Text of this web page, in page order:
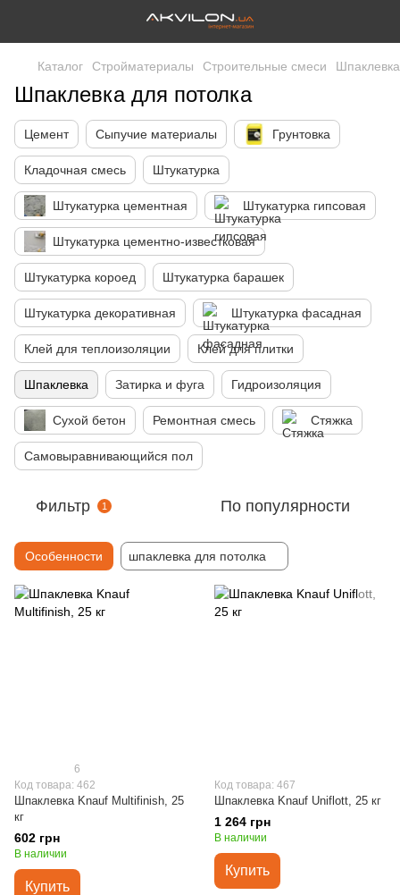
Каталог Стройматериалы Строительные смеси Шпаклевка
Шпаклевка для потолка
Цемент Сыпучие материалы Грунтовка
Кладочная смесь Штукатурка
Штукатурка цементная Штукатурка гипсовая
Штукатурка цементно-известковая
Штукатурка короед Штукатурка барашек
Штукатурка декоративная Штукатурка фасадная
Клей для теплоизоляции Клей для плитки
Шпаклевка Затирка и фуга Гидроизоляция
Сухой бетон Ремонтная смесь Стяжка
Самовыравнивающийся пол
Фильтр 1 По популярности
Особенности шпаклевка для потолка
6
Код товара: 462
Шпаклевка Knauf Multifinish, 25
кг
602 грн
В наличии
Купить
Код товара: 467
Шпаклевка Knauf Uniflott, 25 кг
1 264 грн
В наличии
Купить